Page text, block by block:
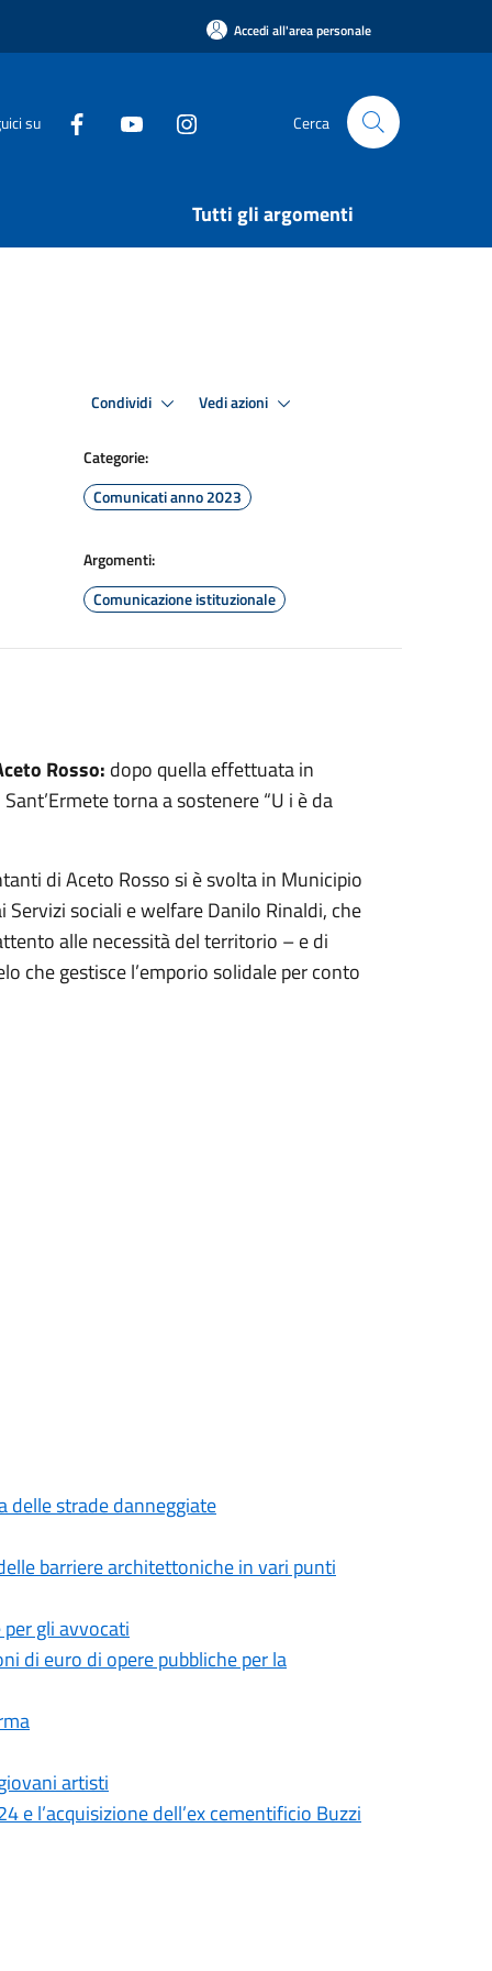
Accedi all'area personale
su Cerca
Tutti gli argomenti
Condividi Vedi azioni
Categorie:
Comunicati anno 2023
Argomenti:
Comunicazione istituzionale
Rosso: dopo quella effettuata in
torna a sostenere “U i è da
di Aceto Rosso si è svolta in Municipio
Servizi sociali e welfare Danilo Rinaldi, che
alle necessità del territorio – e di
che gestisce l’emporio solidale per conto
delle strade danneggiate
barriere architettoniche in vari punti
gli avvocati
di euro di opere pubbliche per la
artisti
e l’acquisizione dell’ex cementificio Buzzi